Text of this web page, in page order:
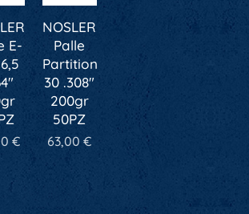
E-
€
NOSLER
Palle
Partition
30 .308"
200gr
50PZ
63,00 €